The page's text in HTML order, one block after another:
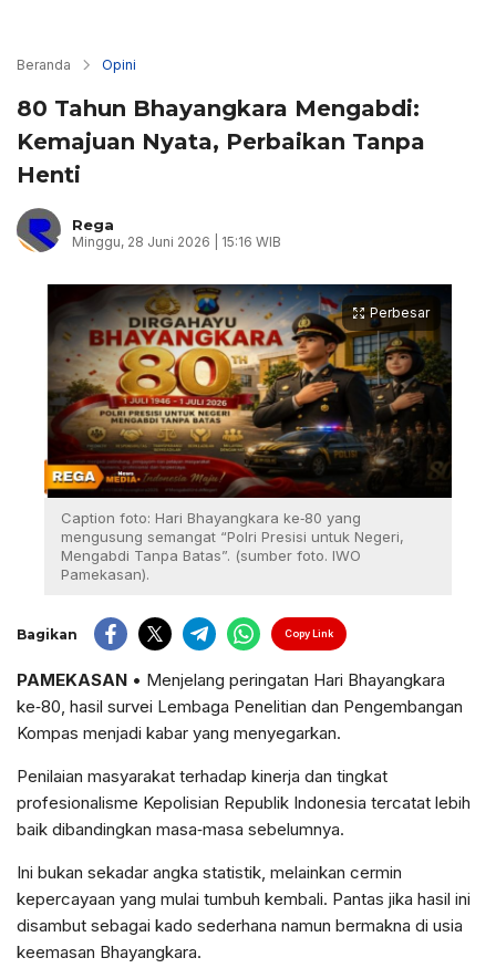
Beranda Opini
80 Tahun Bhayangkara Mengabdi:
Kemajuan Nyata, Perbaikan Tanpa
Henti
Rega
Minggu, 28 Juni 2026 | 15:16 WIB
Perbesar
Caption foto: Hari Bhayangkara ke‑80 yang
mengusung semangat “Polri Presisi untuk Negeri,
Mengabdi Tanpa Batas”. (sumber foto. IWO
Pamekasan).
Bagikan Copy Link
PAMEKASAN • Menjelang peringatan Hari Bhayangkara
ke‑80, hasil survei Lembaga Penelitian dan Pengembangan
Kompas menjadi kabar yang menyegarkan.
Penilaian masyarakat terhadap kinerja dan tingkat
profesionalisme Kepolisian Republik Indonesia tercatat lebih
baik dibandingkan masa‑masa sebelumnya.
Ini bukan sekadar angka statistik, melainkan cermin
kepercayaan yang mulai tumbuh kembali. Pantas jika hasil ini
disambut sebagai kado sederhana namun bermakna di usia
keemasan Bhayangkara.